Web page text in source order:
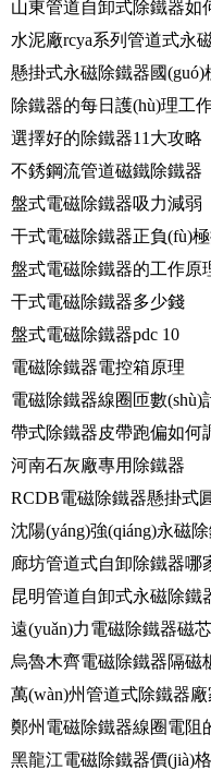
山東管道自卸式除鐵器如
水泥廠rcya系列管道式永
懸掛式永磁除鐵器國(guó)
除鐵器的每日護(hù)理工
選擇好的除鐵器11大攻略
不銹鋼流管道磁鐵除鐵器
盤式電磁除鐵器吸力減弱
干式電磁除鐵器正負(fù)
盤式電磁除鐵器的工作原
干式電磁除鐵器多少錢
盤式電磁除鐵器pdc 10
電磁除鐵器電控箱原理
電磁除鐵器線圈匝數
帶式除鐵器皮帶跑偏如何
河南石灰廠專用除鐵器
沈陽(yáng)強(qiáng)永磁
廊坊管道式自卸除鐵器哪
昆明管道自卸式永磁除鐵
遠(yuǎn)力電磁除鐵器磁
烏魯木齊電磁除鐵器隔磁
萬(wàn)州管道式除鐵器
鄭州電磁除鐵器線圈電阻
黑龍江電磁除鐵器價(jià)格